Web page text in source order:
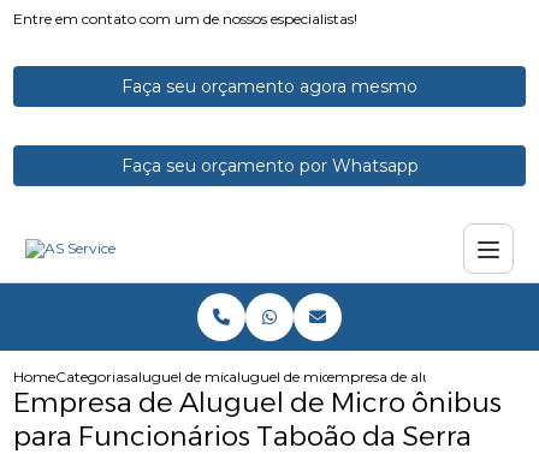
Entre em contato com um de nossos especialistas!
Faça seu orçamento agora mesmo
Faça seu orçamento por Whatsapp
HomeCategoriasaluguel de micro onibusaluguel de microonibus com motorista
empresa de aluguel de micro
Empresa de Aluguel de Micro ônibus
para Funcionários Taboão da Serra